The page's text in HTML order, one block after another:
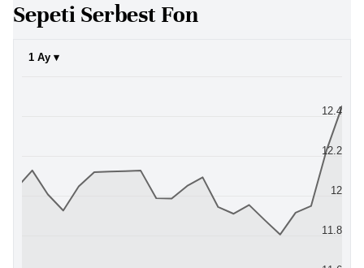
Sepeti Serbest Fon
1 Ay ▾
11.8
12
12.2
12.4